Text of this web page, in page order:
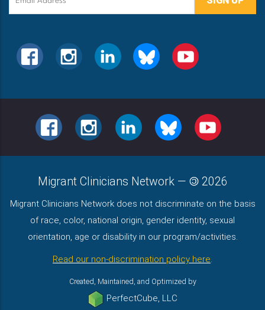
Address
FACEBOOKINSTAGRAMLINKEDIN BLUESKY YOUTUBE
FACEBOOKINSTAGRAMLINKEDIN BLUESKY YOUTUBE
Migrant Clinicians Network — 2026
Migrant Clinicians Network does not discriminate on the basis
of race, color, national origin, gender identity, sexual
orientation, age or disability in our program/activities.
Read our non-discrimination policy here.
Created, Maintained, and Optimized by
PerfectCube, LLC